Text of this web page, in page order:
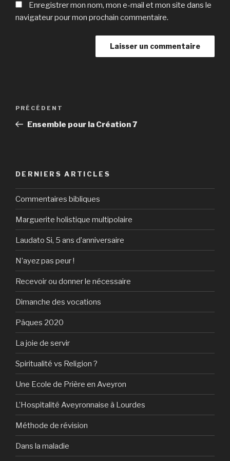
Enregistrer mon nom, mon e-mail et mon site dans le
navigateur pour mon prochain commentaire.
Navigation
l’article
Article
précédent
PRÉCÉDENT
Ensemble pour la Création 7
DERNIERS ARTICLES
Commentaires bibliques
Marguerite holistique multipolaire
Laudato Si, 5 ans d’anniversaire
N’ayez pas peur !
Recevoir ou donner le nécessaire
Dimanche des vocations
Pâques 2020
La joie de servir
Spiritualité vs Religion ?
Une Ecole de Prière en Aveyron
L’Hospitalité Aveyronnaise à Lourdes
Méthode de révision
Dans la maladie